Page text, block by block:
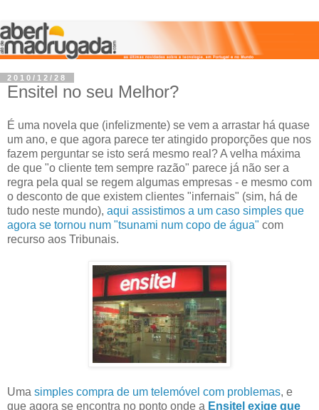
2010/12/28
Ensitel no seu Melhor?
É uma novela que (infelizmente) se vem a arrastar há quase
um ano, e que agora parece ter atingido proporções que nos
fazem perguntar se isto será mesmo real? A velha máxima
de que "o cliente tem sempre razão" parece já não ser a
regra pela qual se regem algumas empresas - e mesmo com
o desconto de que existem clientes "infernais" (sim, há de
tudo neste mundo), aqui assistimos a um caso simples que
agora se tornou num "tsunami num copo de água" com
recurso aos Tribunais.
Uma simples compra de um telemóvel com problemas, e
que agora se encontra no ponto onde a Ensitel exige que